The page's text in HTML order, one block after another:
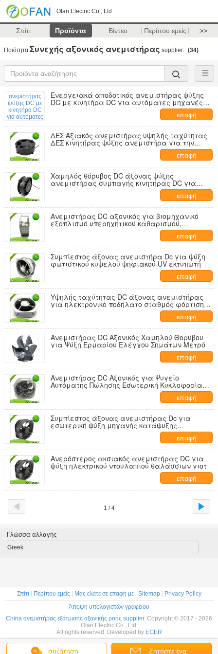
Ofan Electric Co., Ltd
Σπίτι Προϊόντα Βίντεο Περίπου εμείς >>
Ποιότητα Συνεχής αξονικός ανεμιστήρας supplier. (34)
Ενεργειακά αποδοτικός ανεμιστήρας ψύξης
DC με κινητήρα DC για αυτόματες μηχανές
επαφή
ΔΕΣ Αξιακός ανεμιστήρας υψηλής ταχύτητας
ΔΕΣ κινητήρας ψύξης ανεμιστήρα για την
εξαγωγή θερμότητας μηχανής συγκόλλησης
επαφή
Χαμηλός θόρυβος DC άξονας ψύξης
ανεμιστήρας συμπαγής κινητήρας DC για
ιατρικό εξοπλισμό εξαερισμού εργαστηρίου
επαφή
Ανεμιστήρας DC αξονικός για βιομηχανικό
εξοπλισμό υπερηχητικού καθαρισμού,
επαφή
Συμπίεστος άξονας ανεμιστήρα Dc για ψύξη
φωτιστικού κυψελού ψηφιακού UV εκτυπωτή
επαφή
Υψηλής ταχύτητας DC άξονας ανεμιστήρας
για ηλεκτρονικό ποδήλατο σταθμός φόρτισης
επαφή
Ανεμιστήρας DC Αξονικός Χαμηλού Θορύβου
για Ψύξη Ερμαρίου Ελέγχου Σημάτων Μετρό
επαφή
Ανεμιστήρας DC Αξονικός για Ψυγείο
Αυτόματης Πώλησης Εσωτερική Κυκλοφορία
επαφή
Συμπίεστος άξονας ανεμιστήρας Dc για
εσωτερική ψύξη μηχανής κατάψυξης
επαφή
Ανερόστερος ακσιακός ανεμιστήρας DC για
ψύξη ηλεκτρικού ντουλαπιού θαλάσσιων γιοτ
επαφή
1 / 4
συζήτηση Ζητήστε ένα
Γλώσσα αλλαγής
Greek
Σπίτι Περίπου εμείς Μας ελάτε σε επαφή με| Sitemap|
Privacy Policy
Άποψη υπολογιστών γραφείου
China ανεμιστήρας εξάτμισης αξονικής ροής supplier. Copyright © 2017 - 2026
Ofan Electric Co., Ltd.
All rights reserved. Developed by ECER